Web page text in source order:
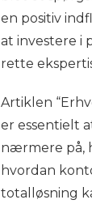
en positiv
at investere i
rette
Artiklen
er essentielt
nærmere på,
hvordan
totalløsning